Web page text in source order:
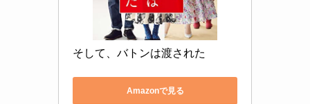
そして、バトンは渡された
Amazonで見る